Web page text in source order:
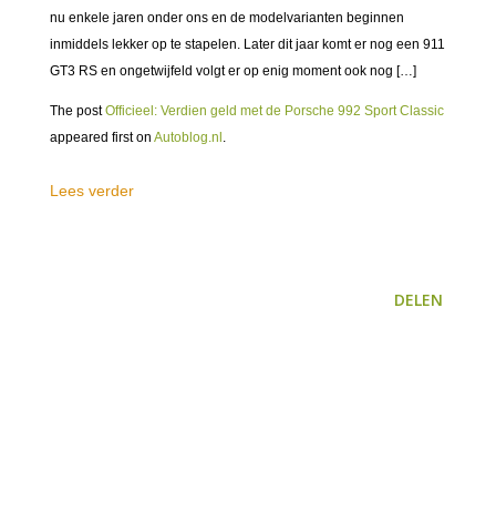
nu enkele jaren onder ons en de modelvarianten beginnen
inmiddels lekker op te stapelen. Later dit jaar komt er nog een 911
GT3 RS en ongetwijfeld volgt er op enig moment ook nog […]
The postOfficieel: Verdien geld met de Porsche 992 Sport Classic
appeared first on Autoblog.nl .
Lees verder
DELEN